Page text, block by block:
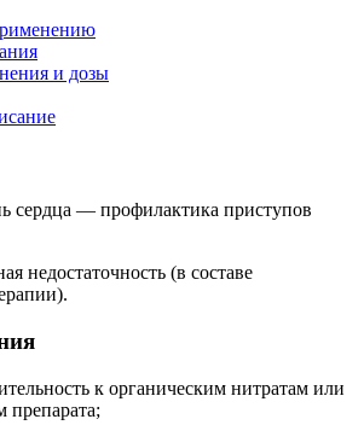
и дозы
сердца — профилактика приступов
недостаточность (в составе
к органическим нитратам или
препарата;